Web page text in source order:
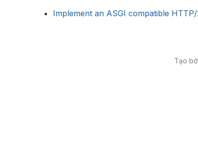
Implement an ASGI compatible
Tạo